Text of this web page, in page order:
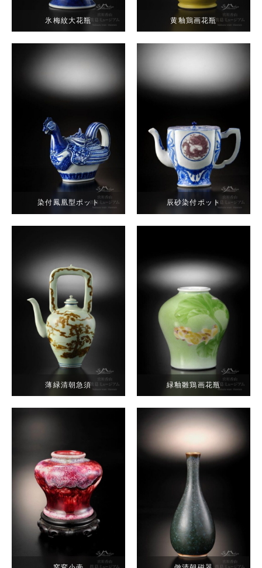
氷梅紋大花瓶 黄釉鶏画花瓶
染付鳳凰型ポット 辰砂染付ポット
薄緑清朝急須 緑釉雛鶏画花瓶